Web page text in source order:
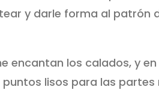
y darle forma al patrón
encantan los calados, y
lisos para las